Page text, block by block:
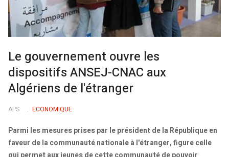
Le gouvernement ouvre les
dispositifs ANSEJ-CNAC aux
Algériens de l'étranger
APS ECONOMIQUE
Parmi les mesures prises par le président de la République en
faveur de la communauté nationale à l'étranger, figure celle